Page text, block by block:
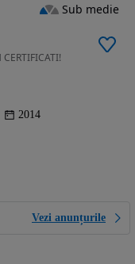
2014
Vezi anunțurile
Sub medie